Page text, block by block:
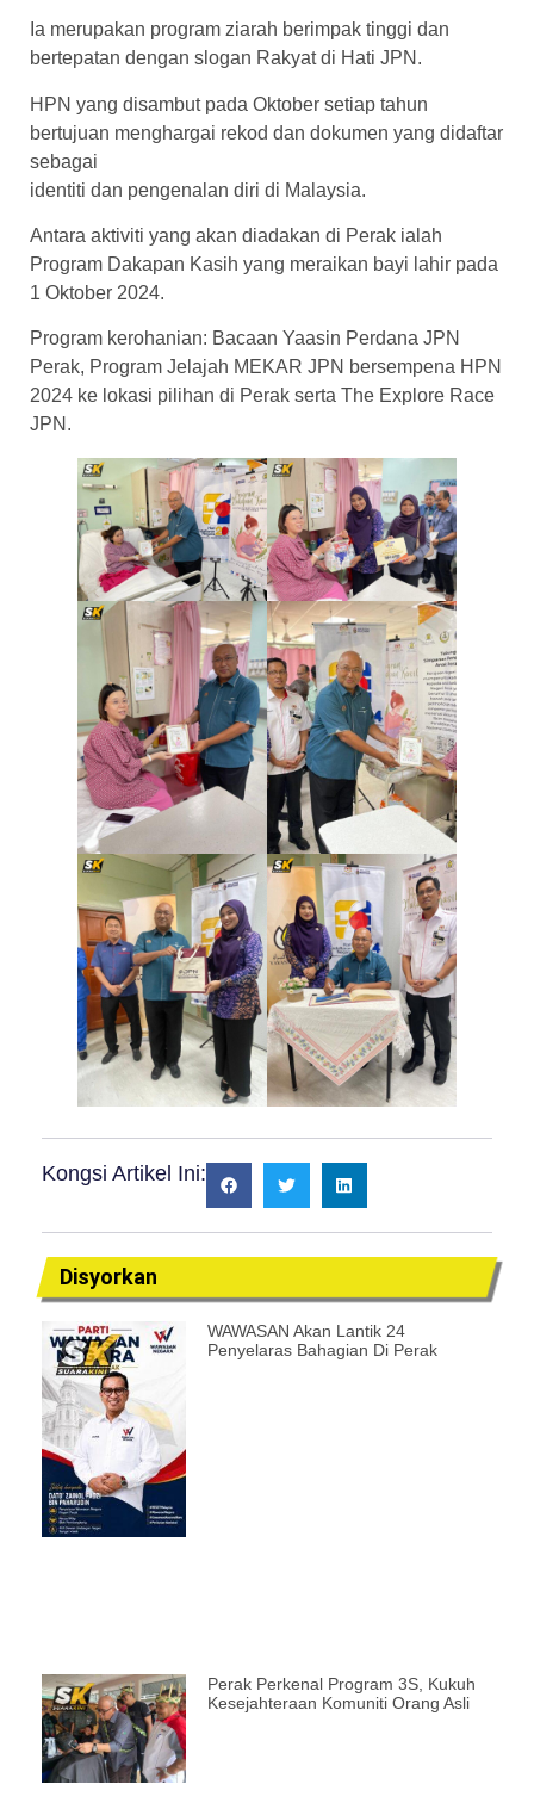
Ia merupakan program ziarah berimpak tinggi dan
bertepatan dengan slogan Rakyat di Hati JPN.
HPN yang disambut pada Oktober setiap tahun
bertujuan menghargai rekod dan dokumen yang didaftar
sebagai
identiti dan pengenalan diri di Malaysia.
Antara aktiviti yang akan diadakan di Perak ialah
Program Dakapan Kasih yang meraikan bayi lahir pada
1 Oktober 2024.
Program kerohanian: Bacaan Yaasin Perdana JPN
Perak, Program Jelajah MEKAR JPN bersempena HPN
2024 ke lokasi pilihan di Perak serta The Explore Race
JPN.
Kongsi Artikel Ini:
Disyorkan
WAWASAN Akan Lantik 24
Penyelaras Bahagian Di Perak
Perak Perkenal Program 3S, Kukuh
Kesejahteraan Komuniti Orang Asli